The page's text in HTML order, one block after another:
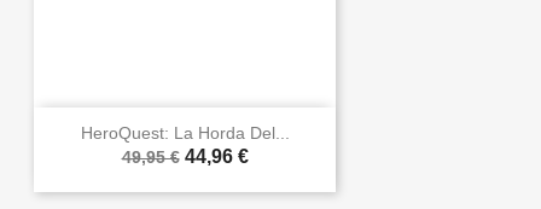
HeroQuest: La Horda Del...
49,95 € 44,96 €